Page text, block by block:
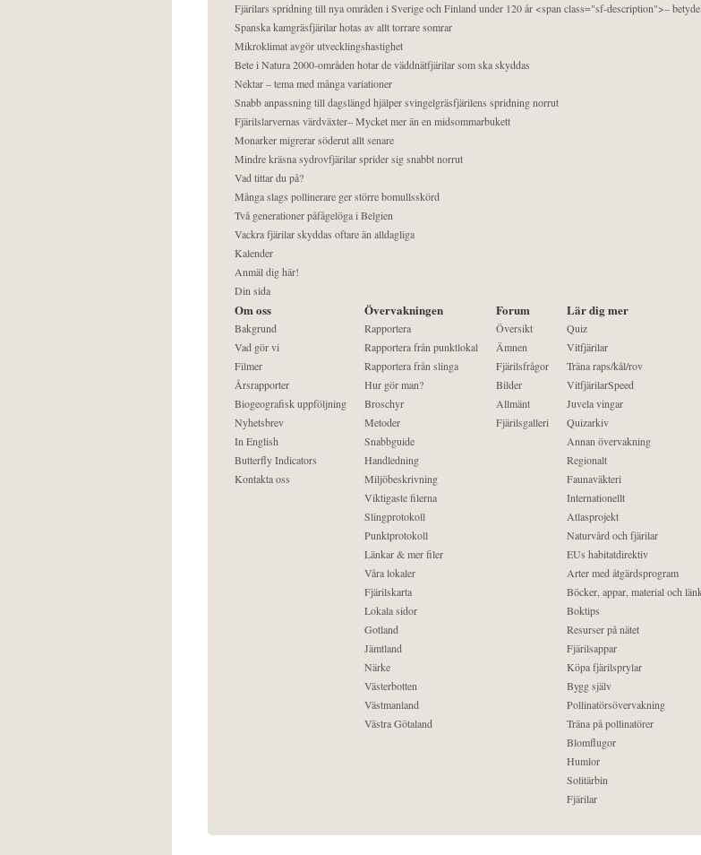
Fjärilars spridning till nya områden i Sverige och Finland under 120 år <span class="sf-description">–
Spanska kamgräsfjärilar hotas av allt torrare somrar
Mikroklimat avgör utvecklingshastighet
Bete i Natura 2000-områden hotar de väddnätfjärilar som ska skyddas
Nektar – tema med många variationer
Snabb anpassning till dagslängd hjälper svingelgräsfjärilens spridning norrut
Fjärilslarvernas värdväxter– Mycket mer än en midsommarbukett
Monarker migrerar söderut allt senare
Mindre kräsna sydrovfjärilar sprider sig snabbt norrut
Vad tittar du på?
Många slags pollinerare ger större bomullsskörd
Två generationer påfågelöga i Belgien
Vackra fjärilar skyddas oftare än alldagliga
Kalender
Anmäl dig här!
Din sida
Om oss
Bakgrund
Vad gör vi
Filmer
Årsrapporter
Biogeografisk uppföljning
Nyhetsbrev
In English
Butterfly Indicators
Kontakta oss
Övervakningen
Rapportera
Rapportera från punktlokal
Rapportera från slinga
Hur gör man?
Broschyr
Metoder
Snabbguide
Handledning
Miljöbeskrivning
Viktigaste filerna
Slingprotokoll
Punktprotokoll
Länkar & mer filer
Våra lokaler
Fjärilskarta
Lokala sidor
Gotland
Jämtland
Närke
Västerbotten
Västmanland
Västra Götaland
Forum
Översikt
Ämnen
Fjärilsfrågor
Bilder
Allmänt
Fjärilsgalleri
Lär dig mer
Quiz
Vitfjärilar
Träna raps/kål/rov
VitfjärilarSpeed
Juvela vingar
Quizarkiv
Annan övervakning
Regionalt
Faunaväkteri
Internationellt
Atlasprojekt
Naturvård och fjärilar
EUs habitatdirektiv
Arter med åtgärdsprogram
Böcker, appar, material och
Boktips
Resurser på nätet
Fjärilsappar
Köpa fjärilsprylar
Bygg själv
Pollinatörsövervakning
Träna på pollinatörer
Blomflugor
Humlor
Solitärbin
Fjärilar